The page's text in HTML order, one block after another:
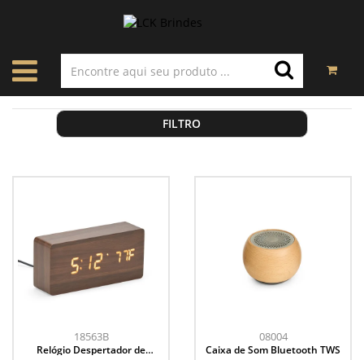
FILTRO
18563B
Relógio Despertador de
08004
Caixa de Som Bluetooth TWS